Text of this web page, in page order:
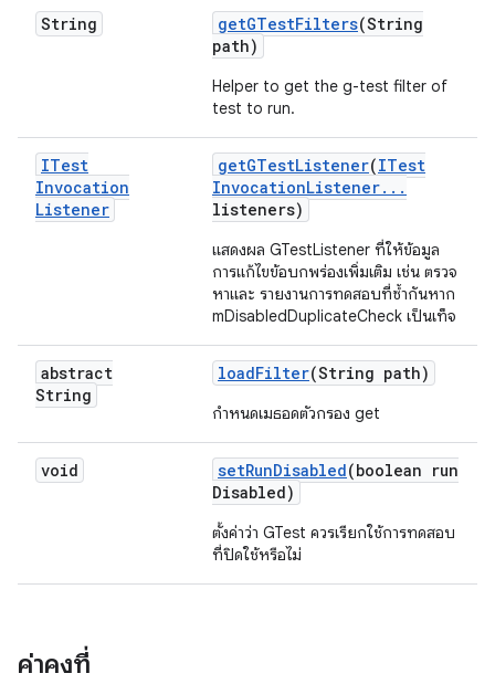
String getGTestFilters(String
path)
Helper to get the g-test filter of
test to run.
ITest
Invocation
Listener
getGTestListener(ITest
InvocationListener. . .
listeners)
แสดงผล GTestListener ที่ให้ข้อมูล
การแก้ไขข้อบกพร่องเพิ่มเติม เช่น ตรวจ
หาและ รายงานการทดสอบที่ซ้ำกันหาก
mDisabledDuplicateCheck เป็นเท็จ
abstract
String
loadFilter(String path)
กำหนดเมธอดตัวกรอง get
void setRunDisabled(boolean run
Disabled)
ตั้งค่าว่า GTest ควรเรียกใช้การทดสอบ
ที่ปิดใช้หรือไม่
ค่าคงที่